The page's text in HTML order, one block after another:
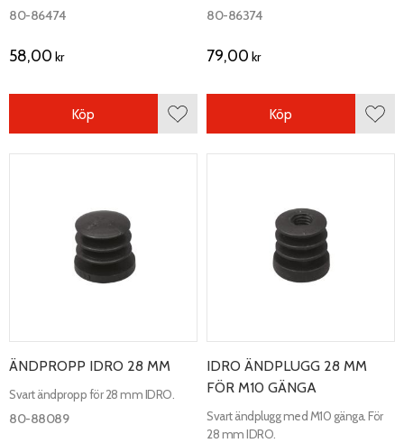
80-86474
58,00 kr
Lägg till i favoriter
Köp
80-86374
79,00 kr
Köp
ÄNDPROPP IDRO 28 MM
Svart ändpropp för 28 mm IDRO.
80-88089
IDRO ÄNDPLUGG 28 MM
FÖR M10 GÄNGA
Svart ändplugg med M10 gänga. För
28 mm IDRO.